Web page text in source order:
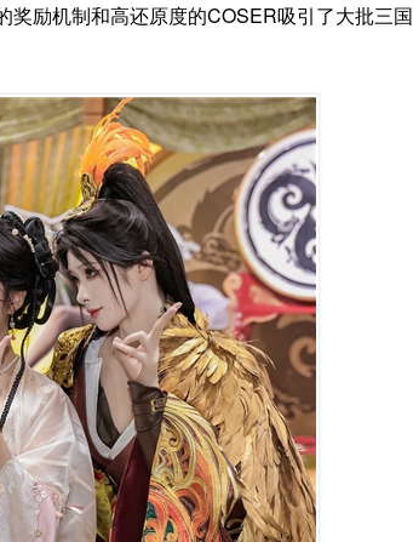
励机制和高还原度的COSER吸引了大批三国